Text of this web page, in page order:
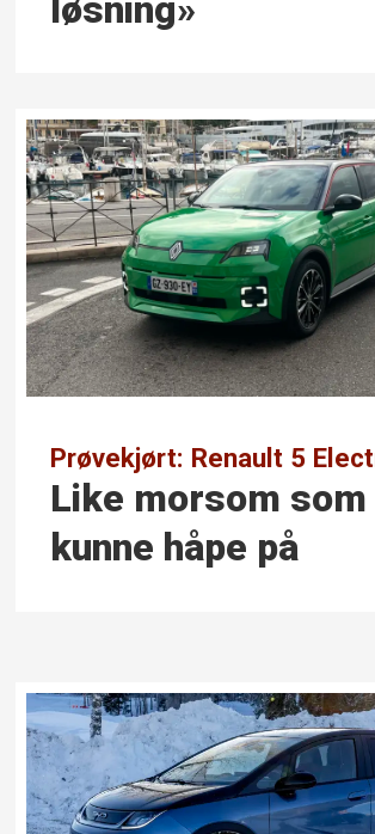
løsning»
Prøvekjørt: Renault 5
Like morsom som
kunne håpe på